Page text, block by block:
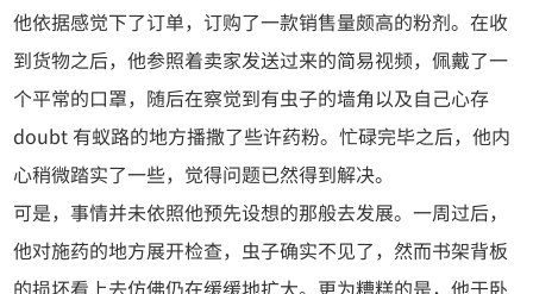
他依据感觉下了订单，订购了一款销售量颇高的粉剂。在收
到货物之后，他参照着卖家发送过来的简易视频，佩戴了一
个平常的口罩，随后在察觉到有虫子的墙角以及自己心存
doubt 有蚁路的地方播撒了些许药粉。忙碌完毕之后，他内
心稍微踏实了一些，觉得问题已然得到解决。
可是，事情并未依照他预先设想的那般去发展。一周过后，
他对施药的地方展开检查，虫子确实不见了，然而书架背板
的损坏看上去仿佛仍在缓缓地扩大。更为糟糕的是，他于卧